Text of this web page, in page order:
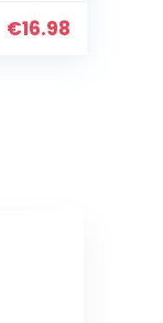
€16.98